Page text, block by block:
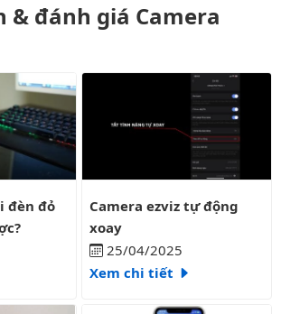
& đánh giá Camera
đỏ không reset được?
đèn đỏ
Camera ezviz tự động xoay
Camera ezviz tự động
xoay
25/04/2025
Xem chi tiết